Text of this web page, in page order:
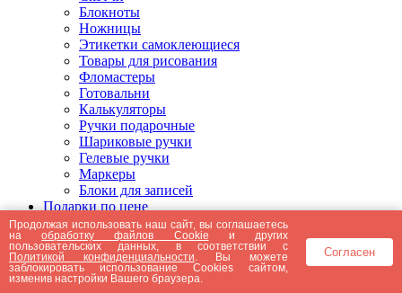
Блокноты
Ножницы
Этикетки самоклеющиеся
Товары для рисования
Фломастеры
Готовальни
Калькуляторы
Ручки подарочные
Шариковые ручки
Гелевые ручки
Маркеры
Блоки для записей
Подарки по цене
Подарки от 5000 рублей
Подарки до 5000 рублей
Подарки до 3000 рублей
Подарки до 2000 рублей
Подарки до 1000 рублей
Продолжая использовать наш сайт, вы соглашаетесь
наобработку файлов Cookie и других
пользовательских данных, в соответствии с
Политикой конфиденциальности . Вы можете
заблокировать использование Cookies сайтом,
изменив настройки Вашего браузера.
Согласен